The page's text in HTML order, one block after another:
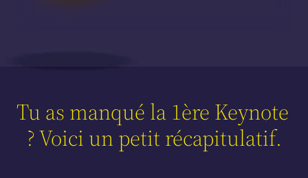
Tu as manqué la 1ère Keynote
? Voici un petit récapitulatif.